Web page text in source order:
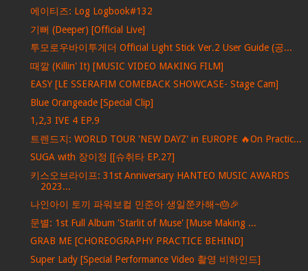
에이티즈: Log Logbook#132
기뻐 (Deeper) [Official Live]
투모로우바이투게더 Official Light Stick Ver.2 User Guide (공...
때깔 (Killin' It) [MUSIC VIDEO MAKING FILM]
EASY [LE SSERAFIM COMEBACK SHOWCASE- Stage Cam]
Blue Orangeade [Special Clip]
1,2,3 IVE 4 EP.9
트렌드지: WORLD TOUR 'NEW DAYZ' in EUROPE 🔥On Practic...
SUGA with 장이정 [[슈취타 EP.27]
키스오브라이프: 31st Anniversary HANTEO MUSIC AWARDS
2023...
나인아이 토끼 파워보컬 민준아 생일쭌카해~🎂🎉
문별: 1st Full Album 'Starlit of Muse' [Muse Making ...
GRAB ME [CHOREOGRAPHY PRACTICE BEHIND]
Super Lady [Special Performance Video 촬영 비하인드]